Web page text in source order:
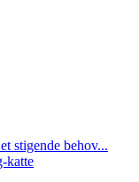
stigende behov...